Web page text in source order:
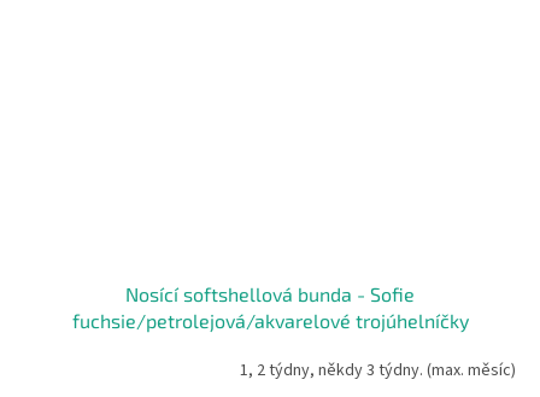
Nosící softshellová bunda - Sofie
fuchsie/petrolejová/akvarelové trojúhelníčky
1, 2 týdny, někdy 3 týdny. (max. měsíc)